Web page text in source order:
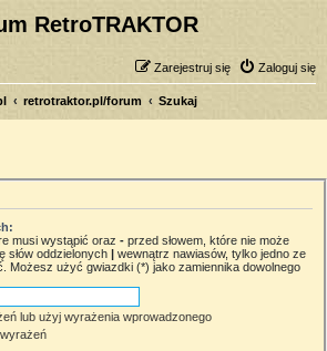
RetroTRAKTOR
Zaloguj się
Zarejestruj się
retrotraktor.pl/forum Szukaj
musi wystąpić oraz - przed słowem, które nie może
słów oddzielonych | wewnątrz nawiasów, tylko jedno ze
Możesz użyć gwiazdki (*) jako zamiennika dowolnego
lub użyj wyrażenia wprowadzonego